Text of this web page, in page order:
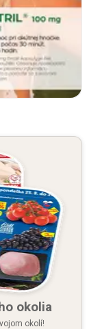
okolia
okolí!